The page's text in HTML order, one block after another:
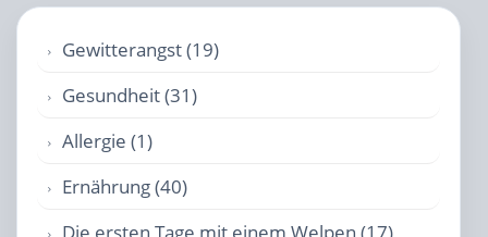
Gewitterangst (19)
Gesundheit (31)
Allergie (1)
Ernährung (40)